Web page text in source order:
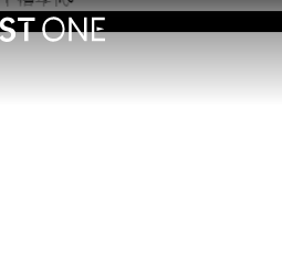
10.2.1 内地国庆假期连